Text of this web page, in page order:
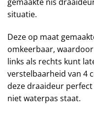
situatie.
Deze op maat
omkeerbaar,
links als rechts kunt
verstelbaarheid van 4
deze draaideur
niet waterpas staat.